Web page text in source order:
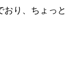
おり、ちょっと